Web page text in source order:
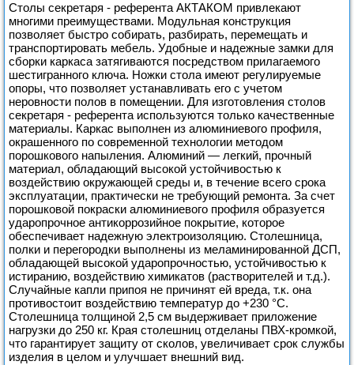
Столы секретаря - референта АКТАКОМ привлекают
многими преимуществами. Модульная конструкция
позволяет быстро собирать, разбирать, перемещать и
транспортировать мебель. Удобные и надежные замки для
сборки каркаса затягиваются посредством прилагаемого
шестигранного ключа. Ножки стола имеют регулируемые
опоры, что позволяет устанавливать его с учетом
неровности полов в помещении. Для изготовления столов
секретаря - референта используются только качественные
материалы. Каркас выполнен из алюминиевого профиля,
окрашенного по современной технологии методом
порошкового напыления. Алюминий — легкий, прочный
материал, обладающий высокой устойчивостью к
воздействию окружающей среды и, в течение всего срока
эксплуатации, практически не требующий ремонта. За счет
порошковой покраски алюминиевого профиля образуется
ударопрочное антикоррозийное покрытие, которое
обеспечивает надежную электроизоляцию. Столешница,
полки и перегородки выполнены из меламинированной ДСП,
обладающей высокой ударопрочностью, устойчивостью к
истиранию, воздействию химикатов (растворителей и т.д.).
Случайные капли припоя не причинят ей вреда, т.к. она
противостоит воздействию температур до +230 °С.
Столешница толщиной 2,5 см выдерживает приложение
нагрузки до 250 кг. Края столешниц отделаны ПВХ-кромкой,
что гарантирует защиту от сколов, увеличивает срок службы
изделия в целом и улучшает внешний вид.